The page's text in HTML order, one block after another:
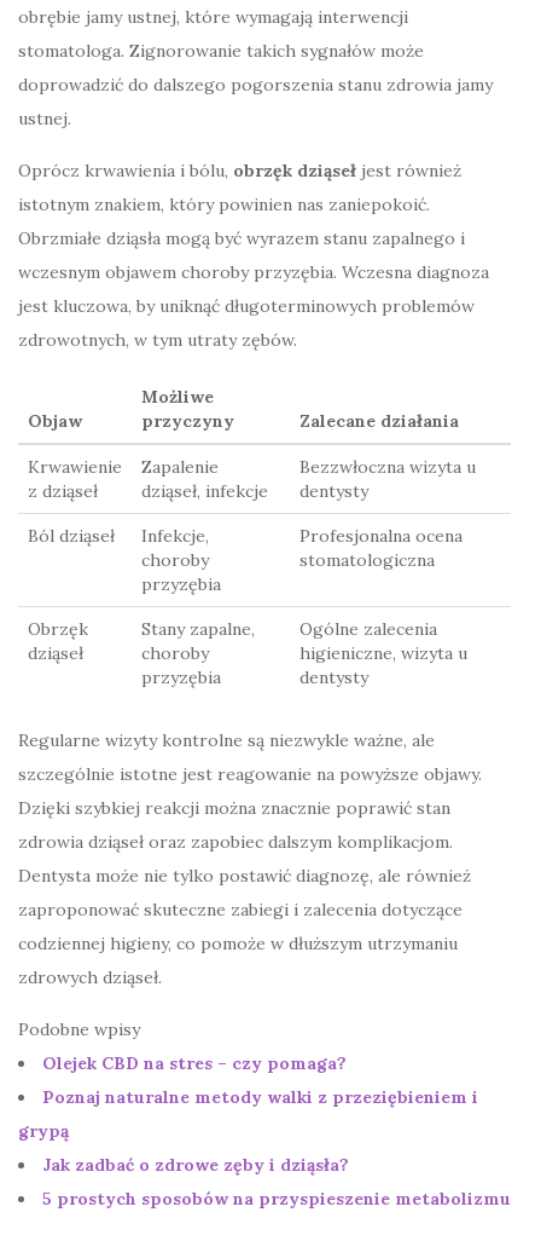
obrębie jamy ustnej, które wymagają interwencji
stomatologa. Zignorowanie takich sygnałów może
doprowadzić do dalszego pogorszenia stanu zdrowia jamy
ustnej.
Oprócz krwawienia i bólu, obrzęk dziąseł jest również
istotnym znakiem, który powinien nas zaniepokoić.
Obrzmiałe dziąsła mogą być wyrazem stanu zapalnego i
wczesnym objawem choroby przyzębia. Wczesna diagnoza
jest kluczowa, by uniknąć długoterminowych problemów
zdrowotnych, w tym utraty zębów.
Objaw
Możliwe
przyczyny
Zalecane działania
Krwawienie
z dziąseł
Zapalenie
dziąseł, infekcje
Bezzwłoczna wizyta u
dentysty
Ból dziąseł
Infekcje,
choroby
przyzębia
Profesjonalna ocena
stomatologiczna
Obrzęk
dziąseł
Stany zapalne,
choroby
przyzębia
Ogólne zalecenia
higieniczne, wizyta u
dentysty
Regularne wizyty kontrolne są niezwykle ważne, ale
szczególnie istotne jest reagowanie na powyższe objawy.
Dzięki szybkiej reakcji można znacznie poprawić stan
zdrowia dziąseł oraz zapobiec dalszym komplikacjom.
Dentysta może nie tylko postawić diagnozę, ale również
zaproponować skuteczne zabiegi i zalecenia dotyczące
codziennej higieny, co pomoże w dłuższym utrzymaniu
zdrowych dziąseł.
Podobne wpisy
Olejek CBD na stres – czy pomaga?
Poznaj naturalne metody walki z przeziębieniem i
grypą
Jak zadbać o zdrowe zęby i dziąsła?
5 prostych sposobów na przyspieszenie metabolizmu